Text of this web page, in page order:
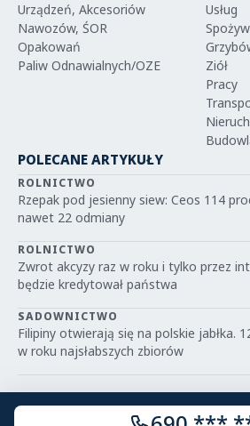
Urządzeń, Akcesoriów
Nawozów, ŚOR
Opakowań
Paliw Odnawialnych/OZE
Usług
Ziół
Pracy
POLECANE ARTYKUŁY
ROLNICTWO
Rzepak pod jesienny siew: Ceos 114
nawet 22 odmiany
ROLNICTWO
Zwrot akcyzy raz w roku i tylko przez
będzie kredytował państwa
SADOWNICTWO
Filipiny otwierają się na polskie jabłka.
w roku najsłabszych zbiorów